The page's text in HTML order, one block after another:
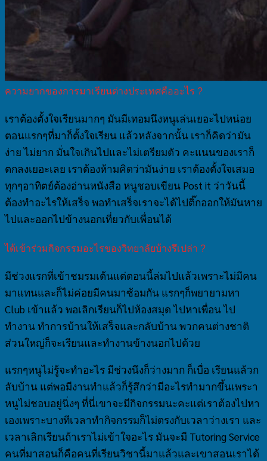
ความยากของการมาเรียนต่างประเทศคืออะไร ?
เราต้องตั้งใจเรียนมากๆ มันมีเทอมนึงหนูเล่นเยอะไปหน่อย
ตอนแรกๆที่มาก็ตั้งใจเรียน แล้วหลังจากนั้น เราก็คิดว่ามัน
ง่าย ไม่ยาก มั่นใจเกินไปและไม่เตรียมตัว คะแนนของเราก็
ตกลงเยอะเลย เราต้องห้ามคิดว่ามันง่าย เราต้องตั้งใจเสมอ
ทุกๆอาทิตย์ต้องอ่านหนังสือ หนูชอบเขียน Post it ว่าวันนี้
ต้องทำอะไรให้เสร็จ พอทำเสร็จเราจะได้ไปติ๊กออกให้มันหาย
ไปและออกไปข้างนอกเที่ยวกับเพื่อนได้
ได้เข้าร่วมกิจกรรมอะไรของวิทยาลัยบ้างรึเปล่า ?
มีช่วงแรกที่เข้าชมรมเต้นแต่ตอนนี้ล่มไปแล้วเพราะไม่มีคน
มาแทนและก็ไม่ค่อยมีคนมาซ้อมกัน แรกๆก็พยายามหา
Club เข้าแล้ว พอเลิกเรียนก็ไปห้องสมุด ไปหาเพื่อน ไป
ทำงาน ทำการบ้านให้เสร็จและกลับบ้าน พวกคนต่างชาติ
ส่วนใหญ่ก็จะเรียนและทำงานข้างนอกไปด้วย
แรกๆหนูไม่รู้จะทำอะไร มีช่วงนึงก็ว่างมาก ก็เบื่อ เรียนแล้วก
ลับบ้าน แต่พอมีงานทำแล้วก็รู้สึกว่ามีอะไรทำมากขึ้นเพระา
หนูไม่ชอบอยู่นิ่งๆ ที่นี่เขาจะมีกิจกรรมนะคะแต่เราต้องไปหา
เองเพราะบางทีเวลาทำกิจกรรมก็ไม่ตรงกับเวลาว่างเรา และ
เวลาเลิกเรียนถ้าเราไม่เข้าใจอะไร มันจะมี Tutoring Service
คนที่มาสอนก็คือคนที่เรียนวิชานี้มาแล้วและเขาสอนเราได้